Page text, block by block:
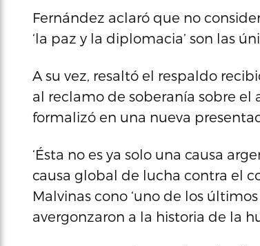
Fernández aclaró que no
‘la paz y la diplomacia’ son las
A su vez, resaltó el respaldo
al reclamo de soberanía sobre el
formalizó en una nueva
‘Ésta no es ya solo una causa
causa global de lucha contra el
Malvinas cono ‘uno de los
avergonzaron a la historia de la